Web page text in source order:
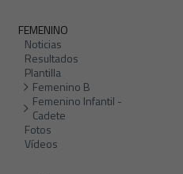
FEMENINO
Noticias
Resultados
Plantilla
Femenino B
Femenino Infantil -
Cadete
Fotos
Vídeos